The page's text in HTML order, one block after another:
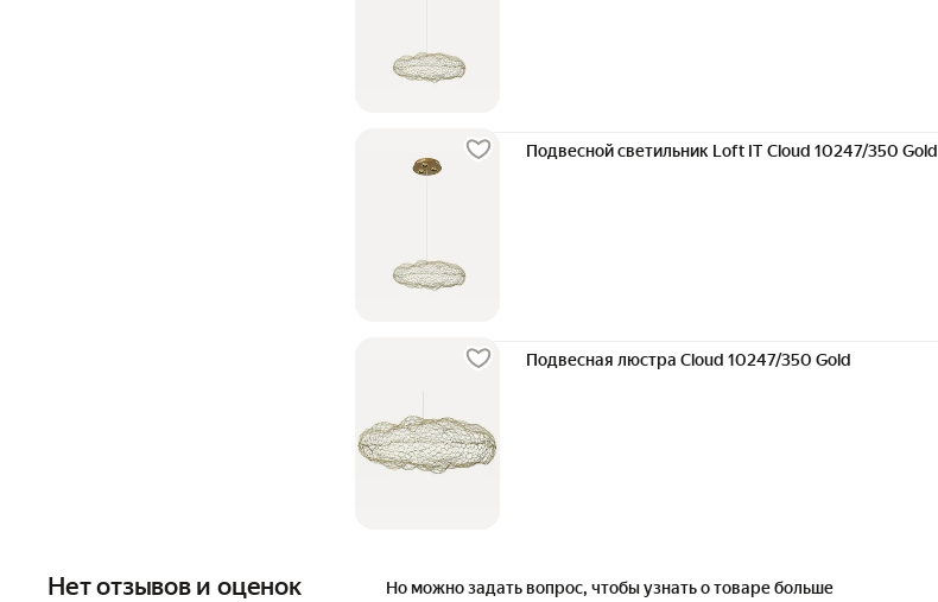
Подвесной светильник Loft IT Cloud 10247/350 Gold
Подвесная люстра Cloud 10247/350 Gold
Нет отзывов и оценок Но можно задать вопрос, чтобы узнать о товаре больше